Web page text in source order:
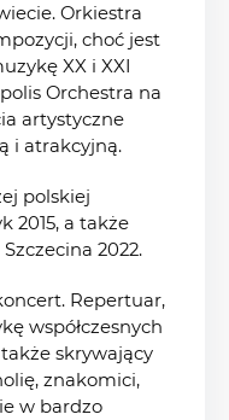
Orkiestra
choć jest
XX i XXI
Orchestra na
artystyczne
i atrakcyjną.
polskiej
2015, a także
2022.
Repertuar,
współczesnych
skrywający
znakomici,
w bardzo